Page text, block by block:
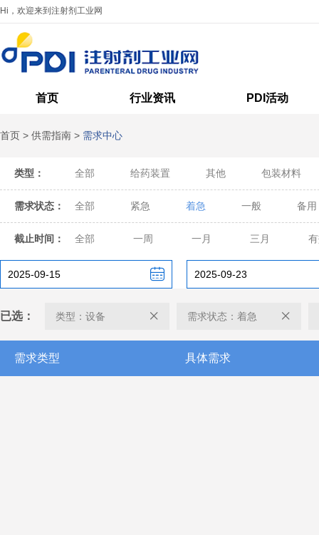
Hi，欢迎来到注射剂工业网
首页 行业资讯 PDI活动
首页 > 供需指南 > 需求中心
类型： 全部 给药装置 其他 包装材料
需求状态： 全部 紧急 着急 一般 备用
截止时间： 全部 一周 一月 三月
已选： 类型：设备 需求状态：着急
需求类型 具体需求